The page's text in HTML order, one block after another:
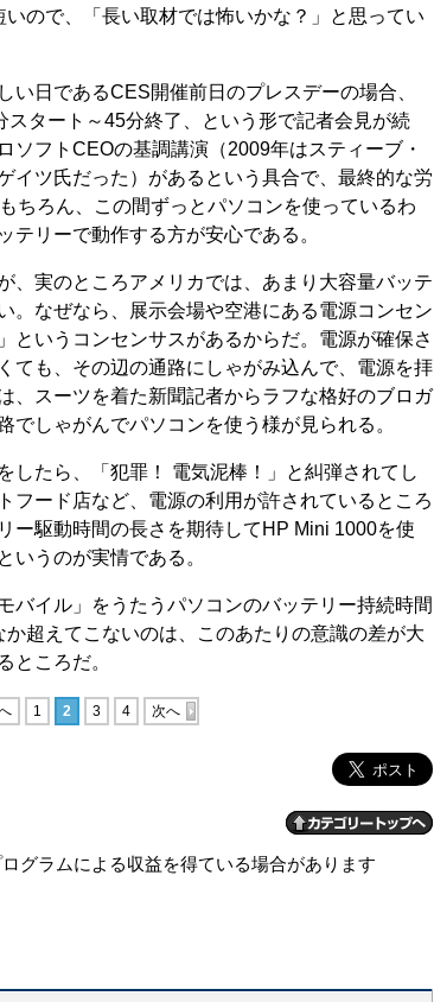
ので、「長い取材では怖いかな？」と思ってい
日であるCES開催前日のプレスデーの場合、
タート～45分終了、という形で記者会見が続
ソフトCEOの基調講演（2009年はスティーブ・
イツ氏だった）があるという具合で、最終的な労
ちろん、この間ずっとパソコンを使っているわ
テリーで動作する方が安心である。
実のところアメリカでは、あまり大容量バッテ
。なぜなら、展示会場や空港にある電源コンセン
というコンセンサスがあるからだ。電源が確保さ
ても、その辺の通路にしゃがみ込んで、電源を拝
、スーツを着た新聞記者からラフな格好のブロガ
でしゃがんでパソコンを使う様が見られる。
たら、「犯罪！ 電気泥棒！」と糾弾されてし
フード店など、電源の利用が許されているところ
ー駆動時間の長さを期待してHP Mini 1000を使
いうのが実情である。
イル」をうたうパソコンのバッテリー持続時間
超えてこないのは、このあたりの意識の差が大
ところだ。
1 2 3 4 次へ
グラムによる収益を得ている場合があります